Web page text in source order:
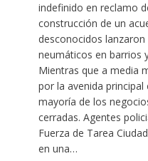
indefinido en reclamo
construcción de un
desconocidos
neumáticos en barrios
Mientras que a media
por la avenida
mayoría de los
cerradas. Agentes
Fuerza de Tarea
en una…